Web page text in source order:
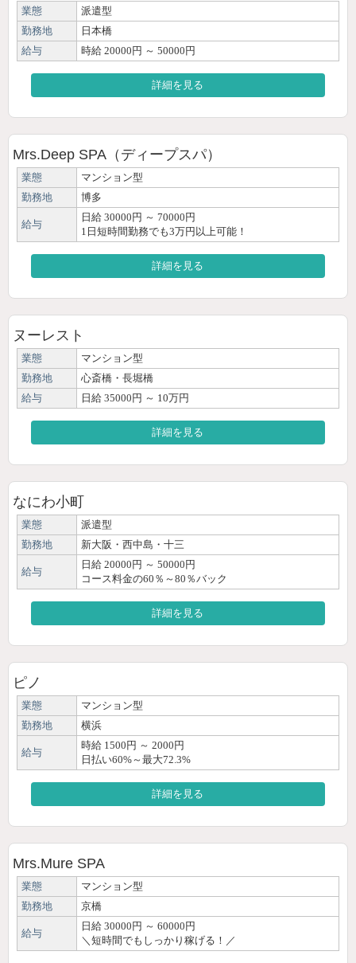
業態
派遣型
勤務地
日本橋
給与
時給 20000円 ～ 50000円
詳細を見る
Mrs.Deep SPA（ディープスパ）
業態
マンション型
勤務地
博多
給与
日給 30000円 ～ 70000円
1日短時間勤務でも3万円以上可能！
詳細を見る
ヌーレスト
業態
マンション型
勤務地
心斎橋・長堀橋
給与
日給 35000円 ～ 10万円
詳細を見る
なにわ小町
業態
派遣型
勤務地
新大阪・西中島・十三
給与
日給 20000円 ～ 50000円
コース料金の60％～80％バック
詳細を見る
ピノ
業態
マンション型
勤務地
横浜
給与
時給 1500円 ～ 2000円
日払い60%～最大72.3%
詳細を見る
Mrs.Mure SPA
業態
マンション型
勤務地
京橋
給与
日給 30000円 ～ 60000円
＼短時間でもしっかり稼げる！／